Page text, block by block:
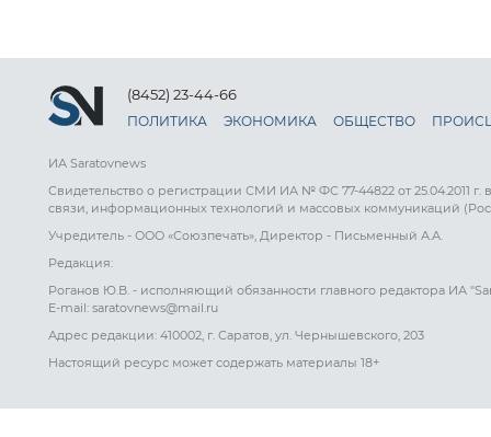
(8452) 23-44-66
ПОЛИТИКА ЭКОНОМИКА ОБЩЕСТВО
ИА Saratovnews
Свидетельство о регистрации СМИ ИА № ФС 77-44822 от 25.04.2011
связи, информационных технологий и массовых коммуникаций
Учредитель - ООО «Союзпечать», Директор - Письменный А.А.
Редакция:
Роганов Ю.В. - исполняющий обязанности главного редактора ИА
E-mail: saratovnews@mail.ru
Адрес редакции: 410002, г. Саратов, ул. Чернышевского, 203
Настоящий ресурс может содержать материалы 18+